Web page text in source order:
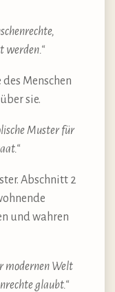
werden.“
Menschen
sie.
Muster für
Abschnitt 2
und wahren
modernen Welt
glaubt.“